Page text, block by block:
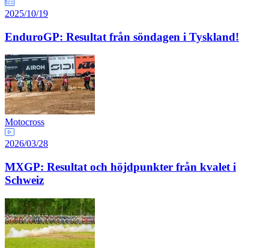
2025/10/19
EnduroGP: Resultat från söndagen i Tyskland!
Motocross
2026/03/28
MXGP: Resultat och höjdpunkter från kvalet i
Schweiz